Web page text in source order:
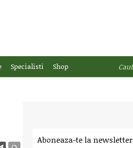
Specialisti Shop
Aboneaza-te la newsletter